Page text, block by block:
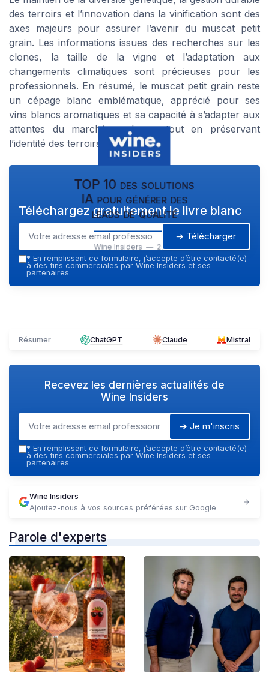
des terroirs et l’innovation dans la vinification sont des
axes majeurs pour assurer l’avenir du muscat petit
grain. Les informations issues des recherches sur les
clones, la taille de la vigne et l’adaptation aux
changements climatiques sont précieuses pour les
professionnels. En résumé, le muscat petit grain reste
un cépage blanc emblématique, apprécié pour ses
vins blancs aromatiques et sa capacité à s’adapter aux
attentes du marché moderne, tout en préservant
l’identité des terroirs de France.
TOP 10 des solutions
IA pour générer des
leads de qualité
Wine Insiders — 2026
Téléchargez gratuitement le livre blanc
➔ Télécharger
* En remplissant ce formulaire, j’accepte d’être contacté(e)
à des fins commerciales par Wine Insiders et ses
partenaires.
Résumer ChatGPT Claude Mistral
Recevez les dernières actualités de
Wine Insiders
➔ Je m'inscris
* En remplissant ce formulaire, j’accepte d’être contacté(e)
à des fins commerciales par Wine Insiders et ses
partenaires.
Wine Insiders
Ajoutez-nous à vos sources préférées sur Google
Parole d'experts